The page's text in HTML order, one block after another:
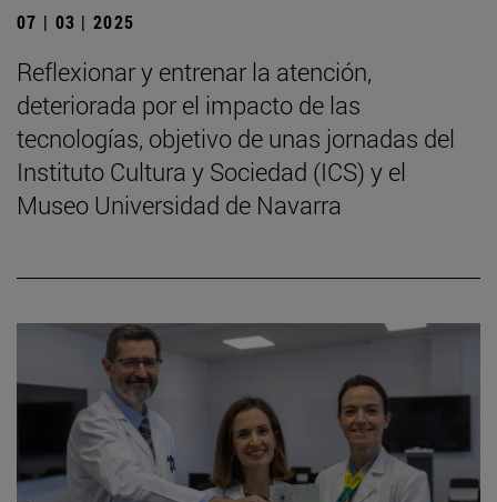
07 | 03 | 2025
Reflexionar y entrenar la atención,
deteriorada por el impacto de las
tecnologías, objetivo de unas jornadas del
Instituto Cultura y Sociedad (ICS) y el
Museo Universidad de Navarra